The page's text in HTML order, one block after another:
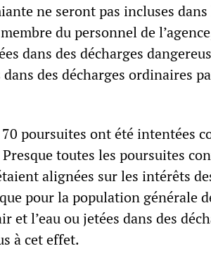
ne seront pas incluses
du personnel de
dans des décharges
des décharges ordinaires
poursuites ont été intentées
toutes les poursuites
alignées sur les intérêts
pour la population générale
et l’eau ou jetées dans des
à cet effet.